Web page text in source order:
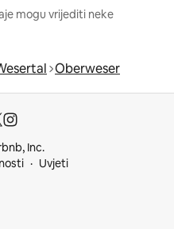
mogu vrijediti neke
Oberweser
Inc.
Uvjeti